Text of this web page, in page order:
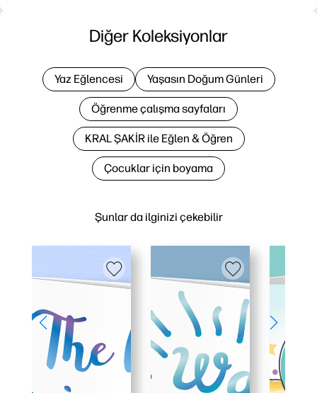
Şunlar da ilginizi çekebilir
Diğer Koleksiyonlar
Yaz Eğlencesi Yaşasın Doğum Günleri
Öğrenme çalışma sayfaları
KRAL ŞAKİR ile Eğlen & Öğren
Çocuklar için boyama